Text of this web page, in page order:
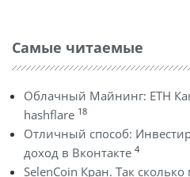
Самые читаемые
Облачный Майнинг: ETH
hashflare 18
Отличный способ:
доход в Вконтакте 4
SelenCoin Кран. Так